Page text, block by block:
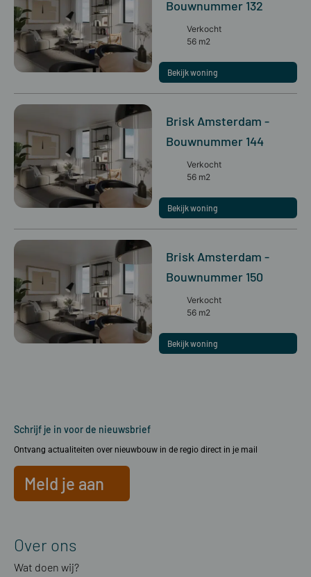
Bouwnummer 132
Verkocht
56 m2
Bekijk woning
Brisk Amsterdam -
Bouwnummer 144
Verkocht
56 m2
Bekijk woning
Brisk Amsterdam -
Bouwnummer 150
Verkocht
56 m2
Bekijk woning
Schrijf je in voor de nieuwsbrief
Ontvang actualiteiten over nieuwbouw in de regio direct in je mail
Meld je aan
Over ons
Wat doen wij?